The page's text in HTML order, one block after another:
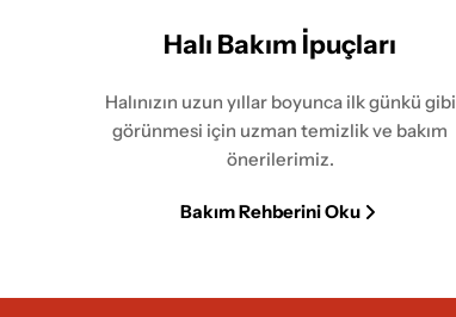
Halı Bakım İpuçları
Halınızın uzun yıllar boyunca ilk günkü gibi
görünmesi için uzman temizlik ve bakım
önerilerimiz.
Bakım Rehberini Oku